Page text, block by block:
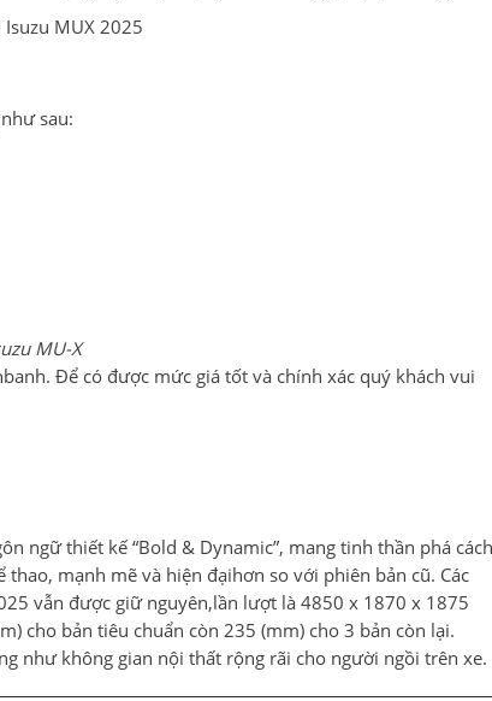
MUX 2025
sau:
MU-X
Để có được mức giá tốt và chính xác quý khách vui
ngữ thiết kế “Bold & Dynamic”, mang tinh thần phá cách
mạnh mẽ và hiện đạihơn so với phiên bản cũ. Các
vẫn được giữ nguyên,lần lượt là 4850 x 1870 x 1875
cho bản tiêu chuẩn còn 235 (mm) cho 3 bản còn lại.
như không gian nội thất rộng rãi cho người ngồi trên xe.